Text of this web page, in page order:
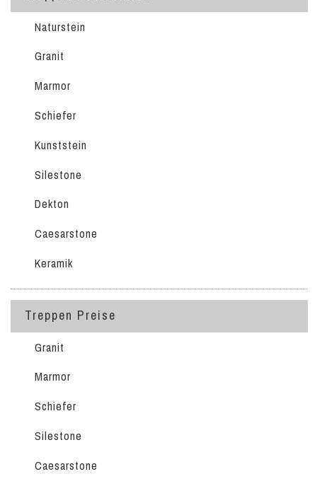
Naturstein
Granit
Marmor
Schiefer
Kunststein
Silestone
Dekton
Caesarstone
Keramik
Treppen Preise
Granit
Marmor
Schiefer
Silestone
Caesarstone